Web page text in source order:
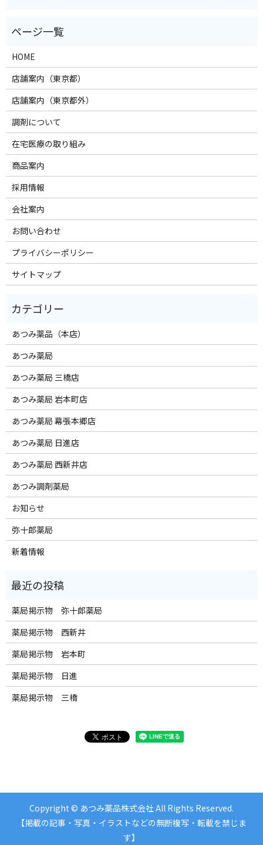
HOME
店舗案内（東京都）
店舗案内（東京都外）
調剤について
在宅医療の取り組み
商品案内
採用情報
会社案内
お問い合わせ
プライバシーポリシー
サイトマップ
あつみ薬品（本店）
あつみ薬局
あつみ薬局 三橋店
あつみ薬局 岩本町店
あつみ薬局 幕張本郷店
あつみ薬局 日進店
あつみ薬局 西新井店
あつみ調剤薬局
お知らせ
弥十郎薬局
新着情報
薬局掲示物 弥十郎薬局
薬局掲示物 西新井
薬局掲示物 岩本町
薬局掲示物 日進
薬局掲示物 三橋
Copyright © あつみ薬品株式会社 All Rights Reserved.
【掲載の記事・写真・イラストなどの無断複写・転載を禁じま
す】